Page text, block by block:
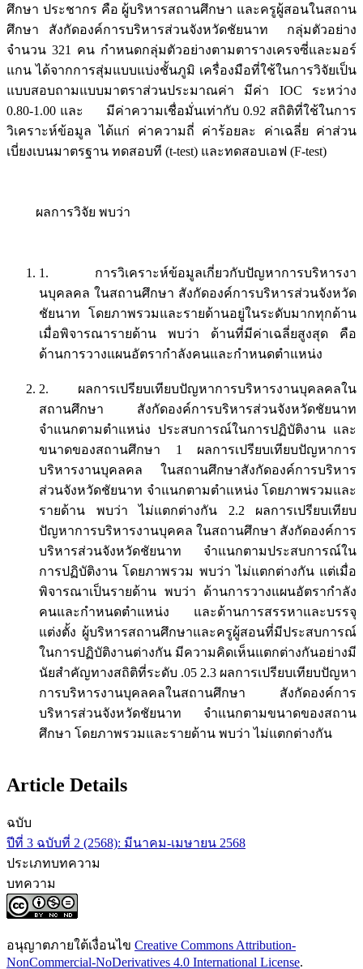
ศึกษา ประชากร คือ ผู้บริหารสถานศึกษา และครูผู้สอนในสถาน
ศึกษา สังกัดองค์การบริหารส่วนจังหวัดชัยนาท กลุ่มตัวอย่าง
จำนวน 321 คน กำหนดกลุ่มตัวอย่างตามตารางเครจซี่และมอร์
แกน ได้จากการสุ่มแบบแบ่งชั้นภูมิ เครื่องมือที่ใช้ในการวิจัยเป็น
แบบสอบถามแบบมาตราส่วนประมาณค่า มีค่า IOC ระหว่าง
0.80-1.00 และ มีค่าความเชื่อมั่นเท่ากับ 0.92 สถิติที่ใช้ในการ
วิเคราะห์ข้อมูล ได้แก่ ค่าความถี่ ค่าร้อยละ ค่าเฉลี่ย ค่าส่วน
เบี่ยงเบนมาตรฐาน ทดสอบที (t-test) และทดสอบเอฟ (F-test)
ผลการวิจัย พบว่า
1. การวิเคราะห์ข้อมูลเกี่ยวกับปัญหาการบริหารงา
นบุคลคล ในสถานศึกษา สังกัดองค์การบริหารส่วนจังหวัด
ชัยนาท โดยภาพรวมและรายด้านอยู่ในระดับมากทุกด้าน
เมื่อพิจารณารายด้าน พบว่า ด้านที่มีค่าเฉลี่ยสูงสุด คือ
ด้านการวางแผนอัตรากําลังคนและกำหนดตำแหน่ง
2. ผลการเปรียบเทียบปัญหาการบริหารงานบุคลคลใน
สถานศึกษา สังกัดองค์การบริหารส่วนจังหวัดชัยนาท
จําแนกตามตำแหน่ง ประสบการณ์ในการปฏิบัติงาน และ
ขนาดของสถานศึกษา 1 ผลการเปรียบเทียบปัญหาการ
บริหารงานบุคลคล ในสถานศึกษาสังกัดองค์การบริหาร
ส่วนจังหวัดชัยนาท จําแนกตามตำแหน่ง โดยภาพรวมและ
รายด้าน พบว่า ไม่แตกต่างกัน 2.2 ผลการเปรียบเทียบ
ปัญหาการบริหารงานบุคคล ในสถานศึกษา สังกัดองค์การ
บริหารส่วนจังหวัดชัยนาท จําแนกตามประสบการณ์ใน
การปฏิบัติงาน โดยภาพรวม พบว่า ไม่แตกต่างกัน แต่เมื่อ
พิจารณาเป็นรายด้าน พบว่า ด้านการวางแผนอัตรากําลัง
คนและกำหนดตำแหน่ง และด้านการสรรหาและบรรจุ
แต่งตั้ง ผู้บริหารสถานศึกษาและครูผู้สอนที่มีประสบการณ์
ในการปฏิบัติงานต่างกัน มีความคิดเห็นแตกต่างกันอย่างมี
นัยสำคัญทางสถิติที่ระดับ .05 2.3 ผลการเปรียบเทียบปัญหา
การบริหารงานบุคลคลในสถานศึกษา สังกัดองค์การ
บริหารส่วนจังหวัดชัยนาท จําแนกตามขนาดของสถาน
ศึกษา โดยภาพรวมและรายด้าน พบว่า ไม่แตกต่างกัน
Article Details
ฉบับ
ปีที่ 3 ฉบับที่ 2 (2568): มีนาคม-เมษายน 2568
ประเภทบทความ
บทความ
อนุญาตภายใต้เงื่อนไข Creative Commons Attribution-
NonCommercial-NoDerivatives 4.0 International License.